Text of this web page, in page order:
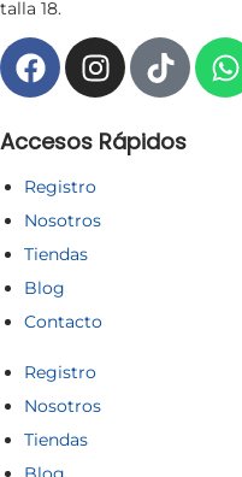
talla 18.
Accesos Rápidos
Registro
Nosotros
Tiendas
Blog
Contacto
Registro
Nosotros
Tiendas